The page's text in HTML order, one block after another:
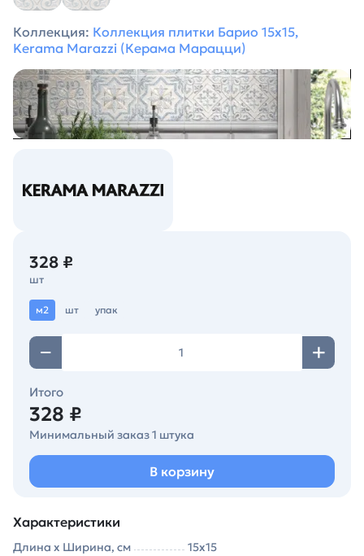
Коллекция: Коллекция плитки Барио 15х15,
Kerama Marazzi (Керама Марацци)
328 ₽
шт
м2 шт упак
Итого
328 ₽
Минимальный заказ 1 штука
В корзину
Характеристики
Длина х Ширина, см
15х15